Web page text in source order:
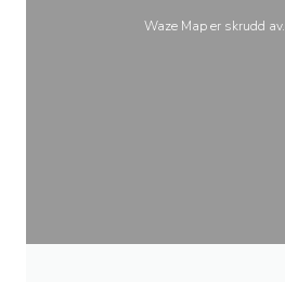
Waze Map er skrudd av.